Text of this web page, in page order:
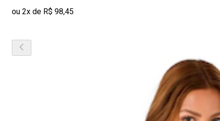
ou 2x de R$ 98,45